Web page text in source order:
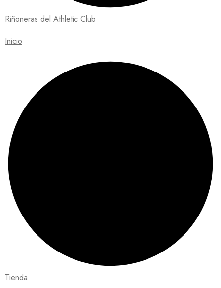
Riñoneras del Athletic Club
Inicio
Tienda